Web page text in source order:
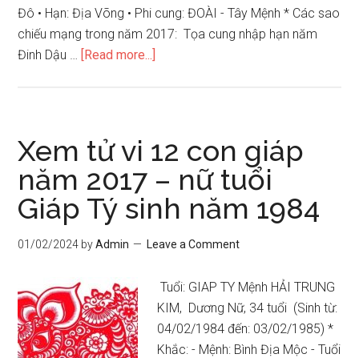
Đô • Hạn: Địa Võng • Phi cung: ĐOÀI - Tây Mệnh * Các sao
chiếu mạng trong năm 2017: Tọa cung nhập hạn năm
Đinh Dậu … [Read more...]
con
giáp
năm
2017
–
tuổi
Giáp
Tý
sinh
Xem tử vi 12 con giáp
năm 2017 – nữ tuổi
Giáp Tý sinh năm 1984
01/02/2024 byAdmin Leave a Comment
Tuổi: GIAP TY Mệnh HẢI TRUNG
KIM, Dương Nữ, 34 tuổi (Sinh từ:
04/02/1984 đến: 03/02/1985) *
Khắc: - Mệnh: Bình Địa Mộc - Tuổi